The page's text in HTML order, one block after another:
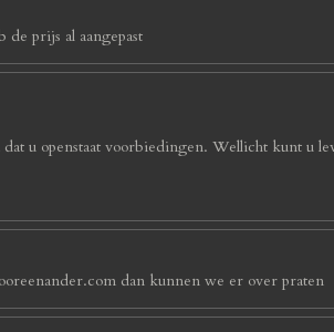
prijs al aangepast
u openstaat voorbiedingen. Wellicht kunt u
dan kunnen we er over praten